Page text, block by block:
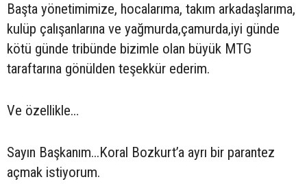
Başta yönetimimize, hocalarıma, takım arkadaşlarıma,
kulüp çalışanlarına ve yağmurda,çamurda,iyi günde
kötü günde tribünde bizimle olan büyük MTG
taraftarına gönülden teşekkür ederim.
Ve özellikle…
Sayın Başkanım...Koral Bozkurt’a ayrı bir parantez
açmak istiyorum.